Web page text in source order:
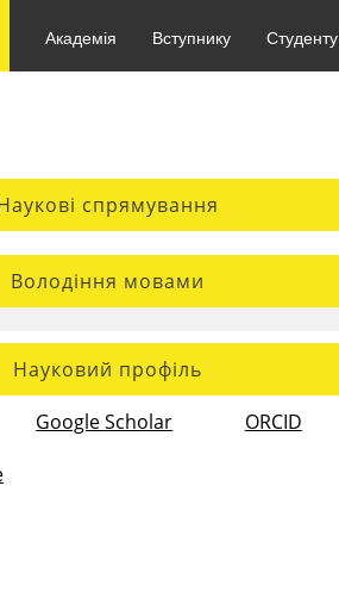
Академія Вступнику Студенту
спрямування
Володіння мовами
Науковий профіль
Google Scholar
ORCID